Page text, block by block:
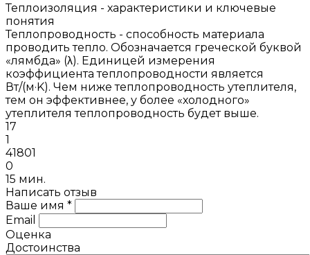
Теплоизоляция - характеристики и ключевые
понятия
Теплопроводность - способность материала
проводить тепло. Обозначается греческой буквой
«лямбда» (λ). Единицей измерения
коэффициента теплопроводности является
Вт/(м·K). Чем ниже теплопроводность утеплителя,
тем он эффективнее, у более «холодного»
утеплителя теплопроводность будет выше.
17
1
41801
0
15 мин.
Написать отзыв
Ваше имя *
Email
Оценка
Достоинства